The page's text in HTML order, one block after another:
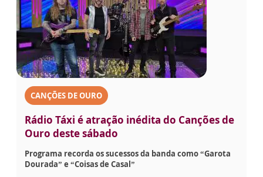
CANÇÕES DE OURO
Rádio Táxi é atração inédita do Canções de
Ouro deste sábado
Programa recorda os sucessos da banda como “Garota
Dourada” e “Coisas de Casal”